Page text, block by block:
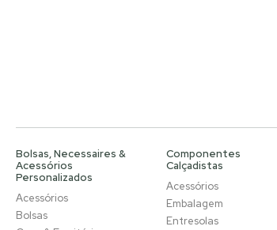
Bolsas, Necessaires &
Acessórios
Personalizados
Acessórios
Bolsas
Componentes
Calçadistas
Acessórios
Embalagem
Entresolas